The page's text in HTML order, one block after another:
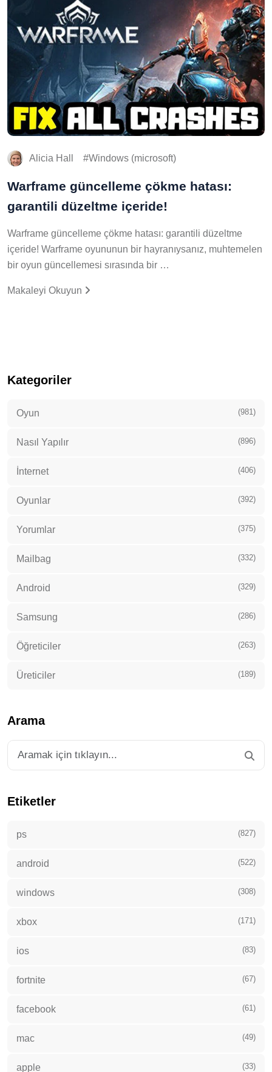
Alicia Hall Windows (microsoft)
Warframe güncelleme çökme hatası:
garantili düzeltme içeride!
Warframe güncelleme çökme hatası: garantili düzeltme
içeride! Warframe oyununun bir hayranıysanız, muhtemelen
bir oyun güncellemesi sırasında bir …
Makaleyi Okuyun
Kategoriler
Oyun (981)
Nasıl Yapılır (896)
İnternet (406)
Oyunlar (392)
Yorumlar (375)
Mailbag (332)
Android (329)
Samsung (286)
Öğreticiler (263)
Üreticiler (189)
Arama
Etiketler
ps (827)
android (522)
windows (308)
xbox (171)
ios (83)
fortnite (67)
facebook (61)
mac (49)
apple (33)